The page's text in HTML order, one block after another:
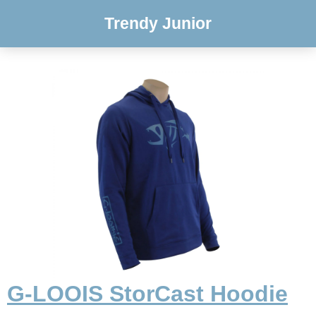
Trendy Junior
G-LOOIS StorCast Hoodie